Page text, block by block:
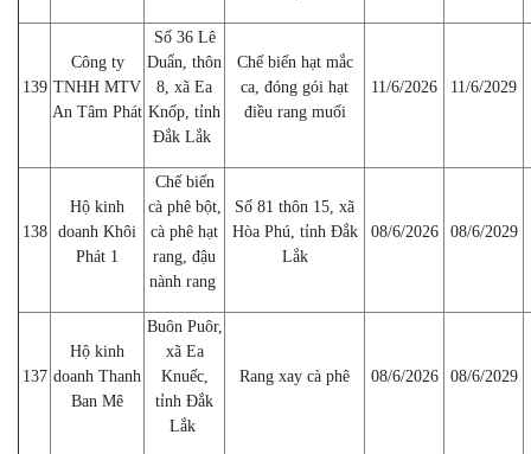
139
Công ty
TNHH MTV
An Tâm Phát
Số 36 Lê
Duẩn, thôn
8, xã Ea
Knốp, tỉnh
Đắk Lắk
Chế biến hạt mắc
ca, đóng gói hạt
điều rang muối
11/6/2026 11/6/2029
138
Hộ kinh
doanh Khôi
Phát 1
Chế biến
cà phê bột,
cà phê hạt
rang, đậu
nành rang
Số 81 thôn 15, xã
Hòa Phú, tỉnh Đắk
Lắk
08/6/2026 08/6/2029
137
Hộ kinh
doanh Thanh
Ban Mê
Buôn Puôr,
xã Ea
Knuếc,
tỉnh Đắk
Lắk
Rang xay cà phê 08/6/2026 08/6/2029